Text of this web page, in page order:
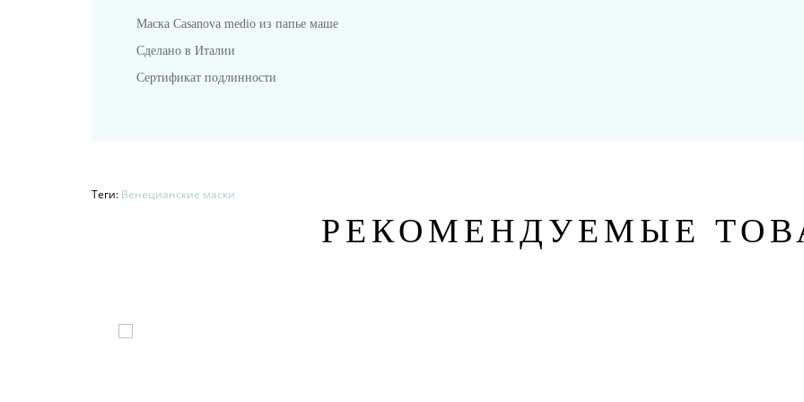
Маска Casanova medio из папье маше
Сделано в Италии
Сертификат подлинности
Теги: Венецианские маски
РЕКОМЕНДУЕМЫЕ